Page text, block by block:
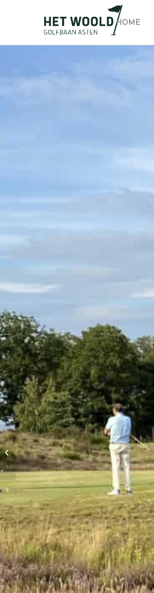
HOME
Fel bestreden
overwinning houdt
droom levend